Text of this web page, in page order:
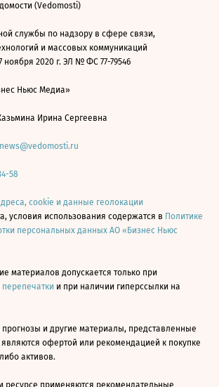
(Vedomosti)
службы по надзору в сфере связи,
и массовых коммуникаций
ноября 2020 г. ЭЛ № ФС 77-79546
Ньюс Медиа»
Ирина Сергеевна
news@vedomosti.ru
58
cookie и данные геолокации
условия использования содержатся в Политике
персональных данных АО «Бизнес Ньюс
материалов допускается только при
и при наличии гиперссылки на
прогнозы и другие материалы, представленные
офертой или рекомендацией к покупке
активов.
применяются рекомендательные